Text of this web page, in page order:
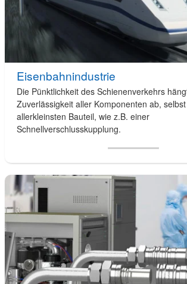
Eisenbahnindustrie
Die Pünktlichkeit des Schienenverkehrs
Zuverlässigkeit aller Komponenten ab,
allerkleinsten Bauteil, wie z.B. einer
Schnellverschlusskupplung.